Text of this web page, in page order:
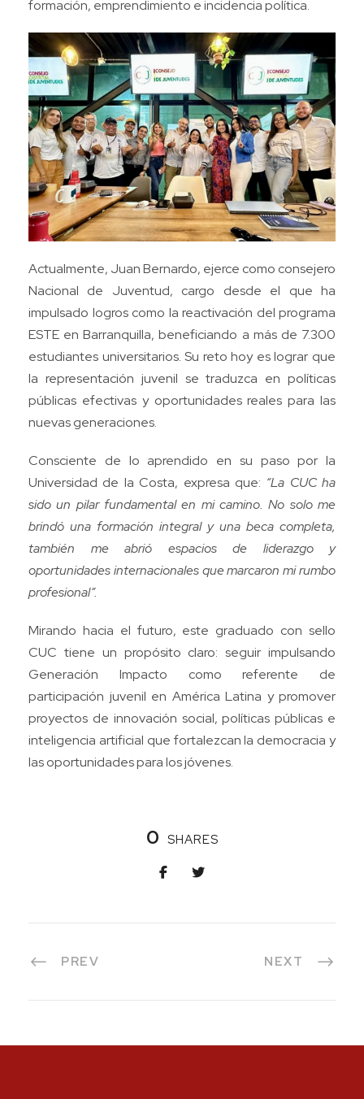
formación, emprendimiento e incidencia política.
Actualmente, Juan Bernardo, ejerce como consejero
Nacional de Juventud, cargo desde el que ha
impulsado logros como la reactivación del programa
ESTE en Barranquilla, beneficiando a más de 7.300
estudiantes universitarios. Su reto hoy es lograr que
la representación juvenil se traduzca en políticas
públicas efectivas y oportunidades reales para las
nuevas generaciones.
Consciente de lo aprendido en su paso por la
Universidad de la Costa, expresa que: “La CUC ha
sido un pilar fundamental en mi camino. No solo me
brindó una formación integral y una beca completa,
también me abrió espacios de liderazgo y
oportunidades internacionales que marcaron mi rumbo
profesional”.
Mirando hacia el futuro, este graduado con sello
CUC tiene un propósito claro: seguir impulsando
Generación Impacto como referente de
participación juvenil en América Latina y promover
proyectos de innovación social, políticas públicas e
inteligencia artificial que fortalezcan la democracia y
las oportunidades para los jóvenes.
0 SHARES
PREV NEXT